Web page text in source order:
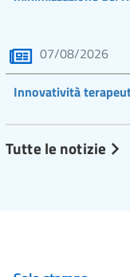
07/08/2026
Innovatività
Tutte le notizie